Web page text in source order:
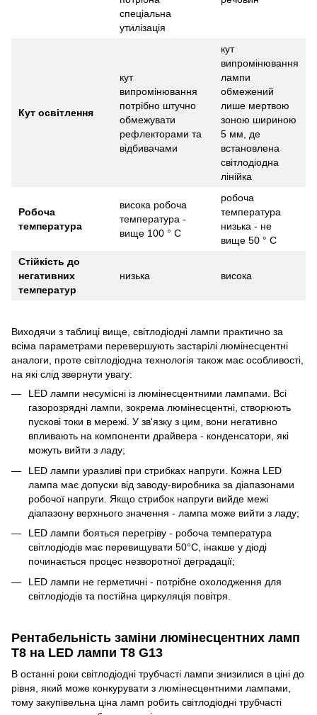
спеціальна
утилізація
Кут освітлення
кут
випромінювання
потрібно штучно
обмежувати
рефлекторами та
відбивачами
кут
випромінювання
лампи
обмежений
лише мертвою
зоною шириною
5 мм, де
встановлена ​​
світлодіодна
лінійка
Робоча
температура
висока робоча
температура -
вище 100 ° С
робоча
температура
низька - не
вище 50 ° С
Стійкість до
негативних
температур
низька висока
Виходячи з таблиці вище, світлодіодні лампи практично за
всіма параметрами перевершують застарілі люмінесцентні
аналоги, проте світлодіодна технологія також має особливості,
на які слід звернути увагу:
LED лампи несумісні із люмінесцентними лампами. Всі
газорозрядні лампи, зокрема люмінесцентні, створюють
пускові токи в мережі. У зв'язку з цим, вони негативно
впливають на компоненти драйвера - конденсатори, які
можуть вийти з ладу;
LED лампи уразливі при стрибках напруги. Кожна LED
лампа має допуски від заводу-виробника за діапазонами
робочої напруги. Якщо стрибок напруги вийде межі
діапазону верхнього значення - лампа може вийти з ладу;
LED лампи бояться перегріву - робоча температура
світлодіодів має перевищувати 50°С, інакше у діоді
починається процес незворотної деградації;
LED лампи не герметичні - потрібне охолодження для
світлодіодів та постійна циркуляція повітря.
Рентабельність заміни люмінесцентних ламп
T8 на LED лампи T8 G13
В останні роки світлодіодні трубчасті лампи знизилися в ціні до
рівня, який може конкурувати з люмінесцентними лампами,
тому закупівельна ціна ламп робить світлодіодні трубчасті